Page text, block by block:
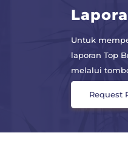
Untuk
laporan Top
melalui
Request